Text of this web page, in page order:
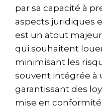
par sa capacité à
aspects juridiques
est un atout
qui souhaitent
minimisant les
souvent intégrée à
garantissant des
mise en